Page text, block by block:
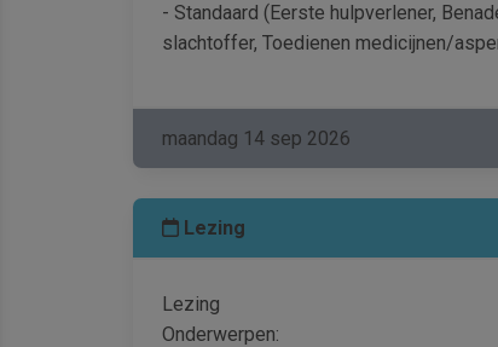
- Standaard (Eerste hulpverlener,
slachtoffer, Toedienen medicijnen/
maandag 14 sep 2026
Lezing
Lezing
Onderwerpen: